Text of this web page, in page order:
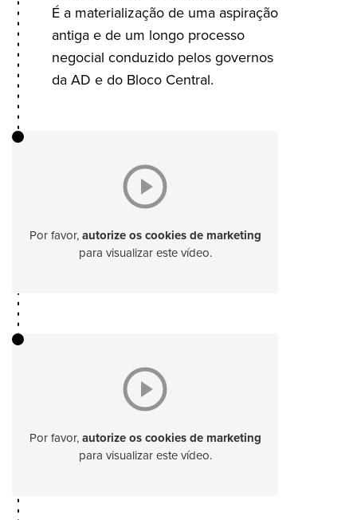
É a materialização de uma aspiração
antiga e de um longo processo
negocial conduzido pelos governos
da AD e do Bloco Central.
Por favor, autorize os cookies de marketing
para visualizar este vídeo.
Por favor, autorize os cookies de marketing
para visualizar este vídeo.